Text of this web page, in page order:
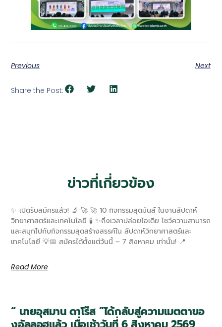
Previous Next
Share the Post:
ข่าวที่เกี่ยวข้อง
✨ เปิดรับสมัครแล้ว! 🔬 🚀 🚀 10 กิจกรรมสุดมันส์ ในงานสัปดาห์
วิทยาศาสตร์และเทคโนโลยี 🧪 ✨ถึงเวลาปล่อยไอเดีย โชว์ความสามารถ
และสนุกไปกับกิจกรรมสุดสร้างสรรค์ใน สัปดาห์วิทยาศาสตร์และ
เทคโนโลยี 💡📅 สมัครได้ตั้งแต่วันนี้ – 7 สิงหาคม เท่านั้น! 📍
Read More
“ นายอุสมาน ดาโร๊ส ”ได้กลับสู่ความเมตตาขอ